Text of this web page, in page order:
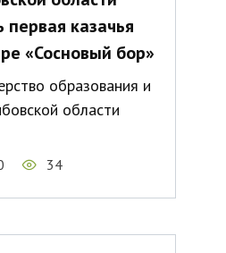
первая казачья
«Сосновый бор»
образования и
области
34